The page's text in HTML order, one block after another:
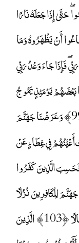
حَتَّىٰ إِذَا جَعَلَهُ نَارًا
﴿96﴾ فَمَا اسْطَاعُوا أَنْ يَظْهَرُوهُ وَمَا
مِنْ رَبِّي ۖ فَإِذَا جَاءَ وَعْدُ رَبِّي
حَقًّا ﴿98﴾ وَتَرَكْنَا بَعْضَهُمْ يَوْمَئِذٍ يَمُوجُ
فِي بَعْضٍ ۖ وَنُفِخَ فِي الصُّورِ فَجَمَعْنَاهُمْ جَمْعًا ﴿99﴾ وَعَرَضْنَا جَهَنَّمَ
الَّذِينَ كَانَتْ أَعْيُنُهُمْ فِي غِطَاءٍ عَنْ
لَا يَسْتَطِيعُونَ سَمْعًا ﴿101﴾ أَفَحَسِبَ الَّذِينَ كَفَرُوا
لِلْكَافِرِينَ نُزُلًا
﴿102﴾ قُلْ هَلْ نُنَبِّئُكُمْ بِالْأَخْسَرِينَ أَعْمَالًا ﴿103﴾ الَّذِينَ